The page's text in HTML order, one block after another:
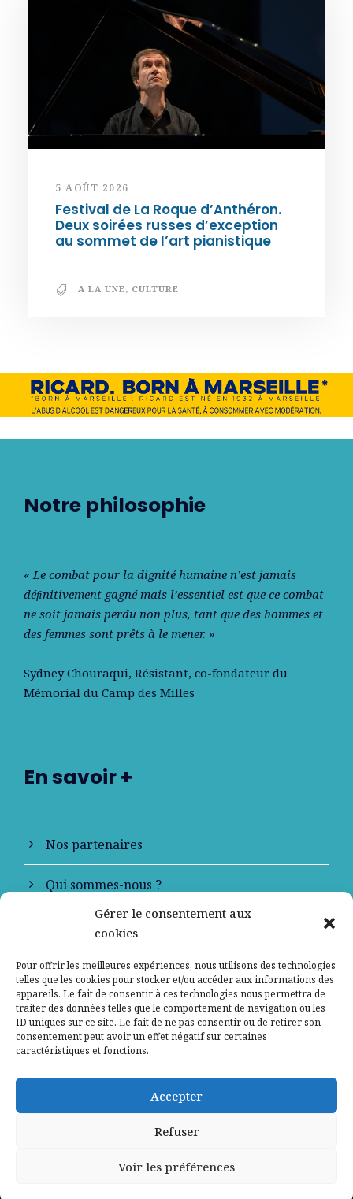
Gérer le consentement aux
cookies
Pour offrir les meilleures expériences, nous utilisons des technologies
telles que les cookies pour stocker et/ou accéder aux informations des
appareils. Le fait de consentir à ces technologies nous permettra de
traiter des données telles que le comportement de navigation ou les
ID uniques sur ce site. Le fait de ne pas consentir ou de retirer son
consentement peut avoir un effet négatif sur certaines
caractéristiques et fonctions.
Accepter
Refuser
Voir les préférences
5 AOÛT 2026
Festival de La Roque d’Anthéron.
Deux soirées russes d’exception
au sommet de l’art pianistique
A LA UNE, CULTURE
Notre philosophie
« Le combat pour la dignité humaine n’est jamais
déﬁnitivement gagné mais l’essentiel est que ce combat
ne soit jamais perdu non plus, tant que des hommes et
des femmes sont prêts à le mener. »
Sydney Chouraqui, Résistant, co-fondateur du
Mémorial du Camp des Milles
En savoir +
Nos partenaires
Qui sommes-nous ?
Contactez-nous
Mentions légales
Politique de confidentialité